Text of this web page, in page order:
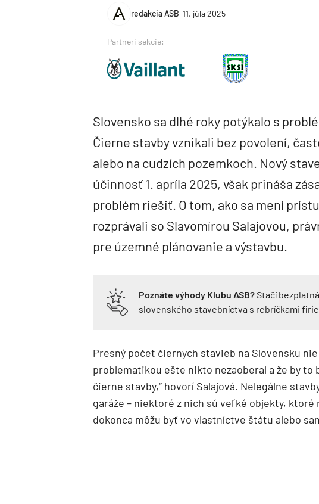
redakcia ASB-11. júla 2025
Partneri sekcie:
Slovensko sa dlhé roky potýkalo s
Čierne stavby vznikali bez povolení,
alebo na cudzích pozemkoch. Nový
účinnosť 1. apríla 2025, však prináša
problém riešiť. O tom, ako sa mení
rozprávali so Slavomírou Salajovou,
pre územné plánovanie a výstavbu.
Poznáte výhody Klubu ASB?Stačí
slovenského stavebníctva s rebríčkami
Presný počet čiernych stavieb na Slovensku nie
problematikou ešte nikto nezaoberal a že by to
čierne stavby,“ hovorí Salajová. Nelegálne
garáže – niektoré z nich sú veľké objekty, ktoré
dokonca môžu byť vo vlastníctve štátu alebo